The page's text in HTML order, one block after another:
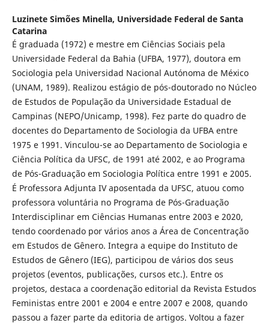
Luzinete Simões Minella, Universidade Federal de Santa
Catarina
É graduada (1972) e mestre em Ciências Sociais pela
Universidade Federal da Bahia (UFBA, 1977), doutora em
Sociologia pela Universidad Nacional Autónoma de México
(UNAM, 1989). Realizou estágio de pós-doutorado no Núcleo
de Estudos de População da Universidade Estadual de
Campinas (NEPO/Unicamp, 1998). Fez parte do quadro de
docentes do Departamento de Sociologia da UFBA entre
1975 e 1991. Vinculou-se ao Departamento de Sociologia e
Ciência Política da UFSC, de 1991 até 2002, e ao Programa
de Pós-Graduação em Sociologia Política entre 1991 e 2005.
É Professora Adjunta IV aposentada da UFSC, atuou como
professora voluntária no Programa de Pós-Graduação
Interdisciplinar em Ciências Humanas entre 2003 e 2020,
tendo coordenado por vários anos a Área de Concentração
em Estudos de Gênero. Integra a equipe do Instituto de
Estudos de Gênero (IEG), participou de vários dos seus
projetos (eventos, publicações, cursos etc.). Entre os
projetos, destaca a coordenação editorial da Revista Estudos
Feministas entre 2001 e 2004 e entre 2007 e 2008, quando
passou a fazer parte da editoria de artigos. Voltou a fazer